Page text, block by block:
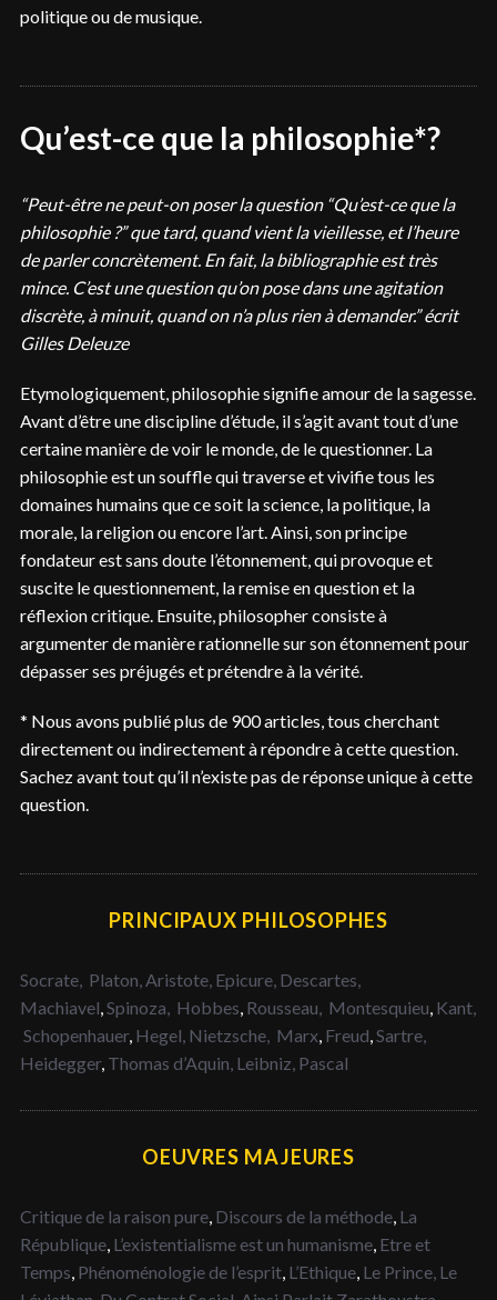
politique ou de musique.
Qu’est-ce que la philosophie*?
“Peut-être ne peut-on poser la question “Qu’est-ce que la
philosophie ?” que tard, quand vient la vieillesse, et l’heure
de parler concrètement. En fait, la bibliographie est très
mince. C’est une question qu’on pose dans une agitation
discrète, à minuit, quand on n’a plus rien à demander.” écrit
Gilles Deleuze
Etymologiquement, philosophie signifie amour de la sagesse.
Avant d’être une discipline d’étude, il s’agit avant tout d’une
certaine manière de voir le monde, de le questionner. La
philosophie est un souffle qui traverse et vivifie tous les
domaines humains que ce soit la science, la politique, la
morale, la religion ou encore l’art. Ainsi, son principe
fondateur est sans doute l’étonnement, qui provoque et
suscite le questionnement, la remise en question et la
réflexion critique. Ensuite, philosopher consiste à
argumenter de manière rationnelle sur son étonnement pour
dépasser ses préjugés et prétendre à la vérité.
* Nous avons publié plus de 900 articles, tous cherchant
directement ou indirectement à répondre à cette question.
Sachez avant tout qu’il n’existe pas de réponse unique à cette
question.
PRINCIPAUX PHILOSOPHES
Socrate, Platon,Aristote, Epicure, Descartes,
Machiavel,Spinoza, Hobbes, Rousseau, Montesquieu, Kant,
Schopenhauer, Hegel, Nietzsche, Marx, Freud,Sartre,
Heidegger, Thomas d’Aquin, Leibniz, Pascal
OEUVRES MAJEURES
Critique de la raison pure, Discours de la méthode, La
République, L’existentialisme est un humanisme, Etre et
Temps, Phénoménologie de l’esprit, L’Ethique, Le Prince, Le